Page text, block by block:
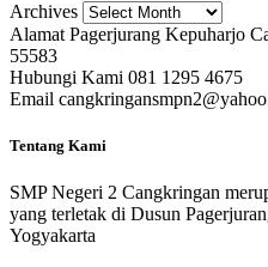
Archives
Alamat Pagerjurang Kepuharjo
55583
Hubungi Kami 081 1295 4675
Email
Tentang Kami
SMP Negeri 2 Cangkringan
yang terletak di Dusun
Yogyakarta